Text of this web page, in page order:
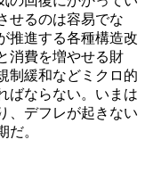
せるのは容易でな
推進する各種構造改
消費を増やせる財
制緩和などミクロ的
ばならない。いまは
、デフレが起きない
だ。